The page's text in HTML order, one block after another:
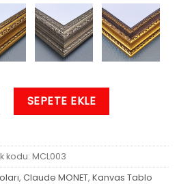
adet
SEPETE EKLE
kodu: MCL003
, Claude MONET, Kanvas Tablo